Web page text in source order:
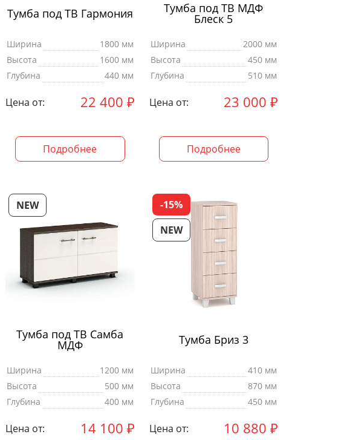
Тумба под ТВ Гармония
Ширина
1800 мм
Высота
1600 мм
Глубина
440 мм
Цена от: 22 400 ₽
Подробнее
Тумба под ТВ МДФ
Блеск 5
Ширина
2000 мм
Высота
450 мм
Глубина
510 мм
Цена от: 23 000 ₽
Подробнее
NEW
Тумба под ТВ Самба
МДФ
Ширина
1200 мм
Высота
500 мм
Глубина
400 мм
Цена от: 14 100 ₽
-15%
NEW
Тумба Бриз 3
Ширина
410 мм
Высота
870 мм
Глубина
450 мм
Цена от: 10 880 ₽